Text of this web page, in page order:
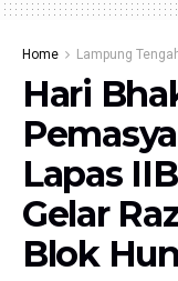
Home Lampung
Hari
Lapas
Gelar
Blok